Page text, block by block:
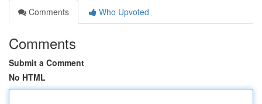
Comments
Who Upvoted
Comments
Submit a Comment
No HTML